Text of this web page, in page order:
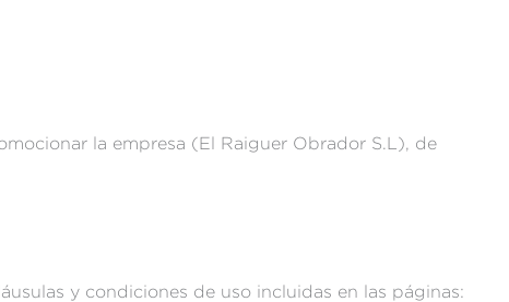
la empresa (El Raiguer Obrador S.L), de
y condiciones de uso incluidas en las páginas: